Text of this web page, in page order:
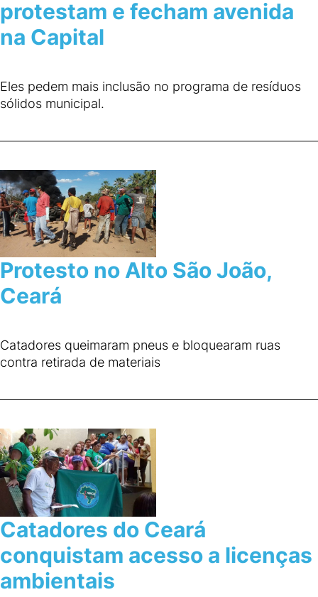
protestam e fecham avenida
na Capital
Eles pedem mais inclusão no programa de resíduos
sólidos municipal.
Protesto no Alto São João,
Ceará
Catadores queimaram pneus e bloquearam ruas
contra retirada de materiais
Catadores do Ceará
conquistam acesso a licenças
ambientais